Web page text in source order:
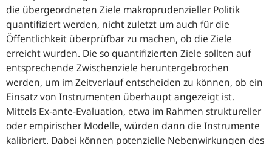
die übergeordneten Ziele makroprudenzieller Politik
quantifiziert werden, nicht zuletzt um auch für die
Öffentlichkeit überprüfbar zu machen, ob die Ziele
erreicht wurden. Die so quantifizierten Ziele sollten auf
entsprechende Zwischenziele heruntergebrochen
werden, um im Zeitverlauf entscheiden zu können, ob ein
Einsatz von Instrumenten überhaupt angezeigt ist.
Mittels Ex-ante-Evaluation, etwa im Rahmen struktureller
oder empirischer Modelle, würden dann die Instrumente
kalibriert. Dabei können potenzielle Nebenwirkungen des